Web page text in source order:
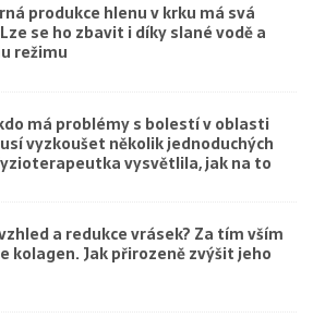
produkce hlenu v krku má svá
se ho zbavit i díky slané vodě a
režimu
má problémy s bolestí v oblasti
vyzkoušet několik jednoduchých
vysvětlila, jak na to
a redukce vrásek? Za tím vším
kolagen. Jak přirozeně zvýšit jeho